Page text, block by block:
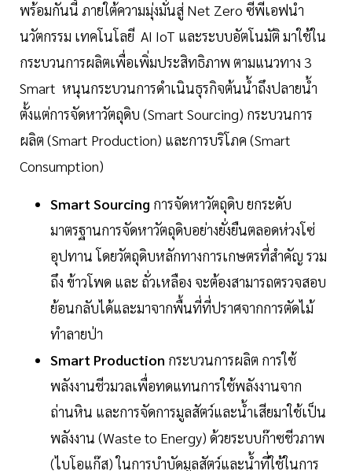
พร้อมกันนี้ ภายใต้ความมุ่งมั่นสู่ Net Zero ซีพีเอฟนำ
นวัตกรรม เทคโนโลยี AI IoT และระบบอัตโนมัติ มาใช้ใน
กระบวนการผลิตเพื่อเพิ่มประสิทธิภาพ ตามแนวทาง 3
Smart หนุนกระบวนการดำเนินธุรกิจต้นน้ำถึงปลายน้ำ
ตั้งแต่การจัดหาวัตถุดิบ (Smart Sourcing) กระบวนการ
ผลิต (Smart Production) และการบริโภค (Smart
Consumption)
Smart Sourcing การจัดหาวัตถุดิบ ยกระดับ
มาตรฐานการจัดหาวัตถุดิบอย่างยั่งยืนตลอดห่วงโซ่
อุปทาน โดยวัตถุดิบหลักทางการเกษตรที่สำคัญ รวม
ถึง ข้าวโพด และ ถั่วเหลือง จะต้องสามารถตรวจสอบ
ย้อนกลับได้และมาจากพื้นที่ที่ปราศจากการตัดไม้
ทำลายป่า
Smart Production กระบวนการผลิต การใช้
พลังงานชีวมวลเพื่อทดแทนการใช้พลังงานจาก
ถ่านหิน และการจัดการมูลสัตว์และน้ำเสียมาใช้เป็น
พลังงาน (Waste to Energy) ด้วยระบบก๊าซชีวภาพ
(ไบโอแก๊ส) ในการบำบัดมูลสัตว์และน้ำที่ใช้ในการ